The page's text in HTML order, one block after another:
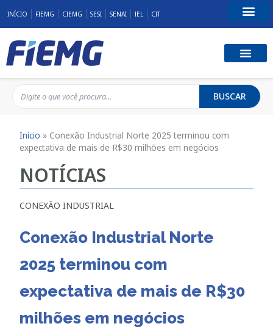
INÍCIO FIEMG CIEMG SESI SENAI IEL CIT
BUSCAR
Início » Conexão Industrial Norte 2025 terminou com
expectativa de mais de R$30 milhões em negócios
NOTÍCIAS
CONEXÃO INDUSTRIAL
Conexão Industrial Norte
2025 terminou com
expectativa de mais de R$30
milhões em negócios